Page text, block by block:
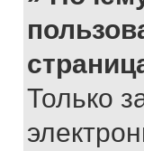
Только